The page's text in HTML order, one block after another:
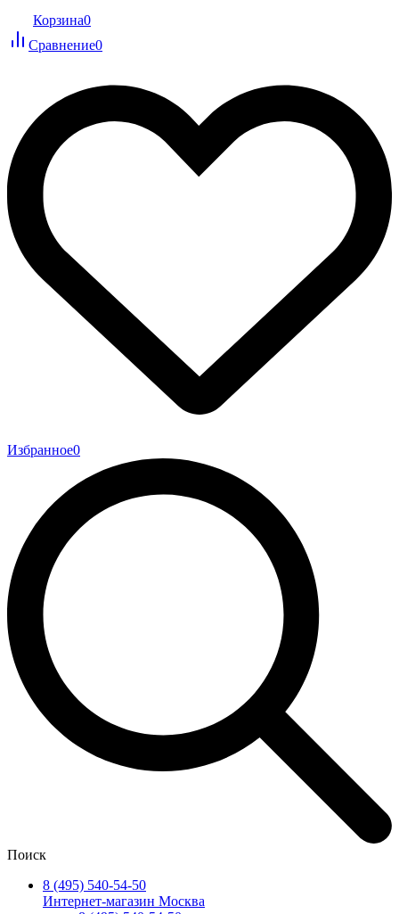
Корзина0
Сравнение0
Избранное0
Поиск
8 (495) 540-54-50
Интернет-магазин Москва